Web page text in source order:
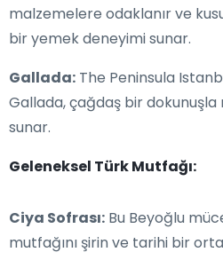
malzemelere odaklanır ve
bir yemek deneyimi sunar.
Gallada: The Peninsula
Gallada, çağdaş bir
sunar.
Geleneksel Türk Mutfağı:
Ciya Sofrası: Bu Beyoğlu
mutfağını şirin ve tarihi bir